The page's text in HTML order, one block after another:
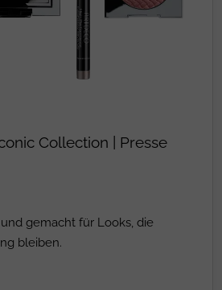
Collection | Presse
gemacht für Looks, die
bleiben.